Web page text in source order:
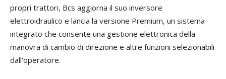
propri trattori, Bcs aggiorna il suo inversore
elettroidraulico e lancia la versione Premium, un sistema
integrato che consente una gestione elettronica della
manovra di cambio di direzione e altre funzioni selezionabili
dall'operatore.